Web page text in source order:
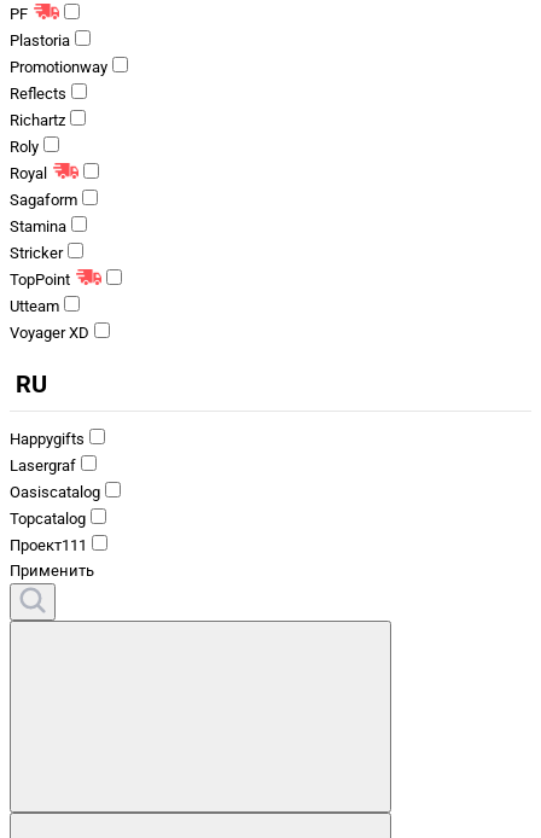
PF
Plastoria
Promotionway
Reflects
Richartz
Roly
Royal
Sagaform
Stamina
Stricker
TopPoint
Utteam
Voyager XD
RU
Happygifts
Lasergraf
Oasiscatalog
Topcatalog
Проект111
Применить